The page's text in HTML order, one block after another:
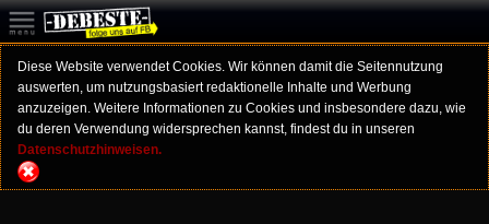
Diese Website verwendet Cookies. Wir können damit die Seitennutzung
auswerten, um nutzungsbasiert redaktionelle Inhalte und Werbung
anzuzeigen. Weitere Informationen zu Cookies und insbesondere dazu, wie
du deren Verwendung widersprechen kannst, findest du in unseren
Datenschutzhinweisen.